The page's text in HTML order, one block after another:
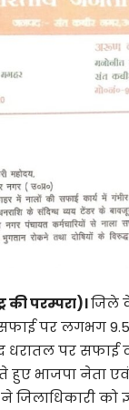
की परम्परा)।जिले
पर लगभग
पर सफाई
हुए भाजपा नेता
जिलाधिकारी को